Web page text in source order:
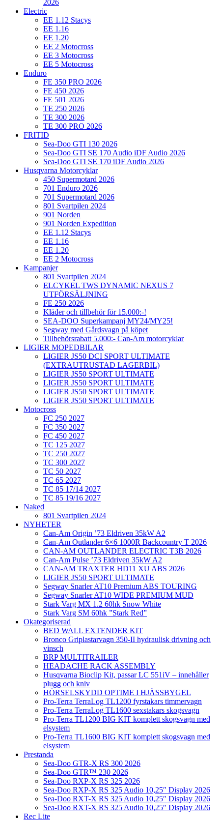
2026
Electric
EE 1.12 Stacys
EE 1.16
EE 1.20
EE 2 Motocross
EE 3 Motocross
EE 5 Motocross
Enduro
FE 350 PRO 2026
FE 450 2026
FE 501 2026
TE 250 2026
TE 300 2026
TE 300 PRO 2026
FRITID
Sea-Doo GTI 130 2026
Sea-Doo GTI SE 170 Audio iDF Audio 2026
Sea-Doo GTI SE 170 iDF Audio 2026
Husqvarna Motorcyklar
450 Supermotard 2026
701 Enduro 2026
701 Supermotard 2026
801 Svartpilen 2024
901 Norden
901 Norden Expedition
EE 1.12 Stacys
EE 1.16
EE 1.20
EE 2 Motocross
Kampanjer
801 Svartpilen 2024
ELCYKEL TWS DYNAMIC NEXUS 7
UTFÖRSÄLJNING
FE 250 2026
Kläder och tillbehör för 15.000:-!
SEA-DOO Superkampanj MY24/MY25!
Segway med Gårdsvagn på köpet
Tillbehörsrabatt 5.000:- Can-Am motorcyklar
LIGIER MOPEDBILAR
LIGIER JS50 DCI SPORT ULTIMATE
(EXTRAUTRUSTAD LAGERBIL)
LIGIER JS50 SPORT ULTIMATE
LIGIER JS50 SPORT ULTIMATE
LIGIER JS50 SPORT ULTIMATE
LIGIER JS50 SPORT ULTIMATE
Motocross
FC 250 2027
FC 350 2027
FC 450 2027
TC 125 2027
TC 250 2027
TC 300 2027
TC 50 2027
TC 65 2027
TC 85 17/14 2027
TC 85 19/16 2027
Naked
801 Svartpilen 2024
NYHETER
Can-Am Origin ’73 Eldriven 35kW A2
Can-Am Outlander 6×6 1000R Backcountry T 2026
CAN-AM OUTLANDER ELECTRIC T3B 2026
Can-Am Pulse ’73 Eldriven 35kW A2
CAN-AM TRAXTER HD11 XU ABS 2026
LIGIER JS50 SPORT ULTIMATE
Segway Snarler AT10 Premium ABS TOURING
Segway Snarler AT10 WIDE PREMIUM MUD
Stark Varg MX 1.2 60hk Snow White
Stark Varg SM 60hk ”Stark Red”
Okategoriserad
BED WALL EXTENDER KIT
Bronco Griplastarvagn 350-II hydraulisk drivning och
vinsch
BRP MULTITRAILER
HEADACHE RACK ASSEMBLY
Husqvarna Bioclip Kit, passar LC 551iV – innehåller
plugg och kniv
HÖRSELSKYDD OPTIME I HJÄSSBYGEL
Pro-Terra TerraLog TL1200 fyrstakars timmervagn
Pro-Terra TerraLog TL1600 sexstakars skogsvagn
Pro-Terra TL1200 BIG KIT komplett skogsvagn med
elsystem
Pro-Terra TL1600 BIG KIT komplett skogsvagn med
elsystem
Prestanda
Sea-Doo GTR-X RS 300 2026
Sea-Doo GTR™ 230 2026
Sea-Doo RXP-X RS 325 2026
Sea-Doo RXP-X RS 325 Audio 10,25″ Display 2026
Sea-Doo RXT-X RS 325 Audio 10,25″ Display 2026
Sea-Doo RXT-X RS 325 Audio 10,25″ Display 2026
Rec Lite